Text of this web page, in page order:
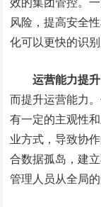
风险，提高安全
化可以更快的识
运营能力提
而提升运营能力
有一定的主观性
业方式，导致协
合数据孤岛，建
管理人员从全局